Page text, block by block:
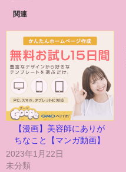
関連
【漫画】美容師にありが
ちなこと【マンガ動画】
2023年1月22日
未分類